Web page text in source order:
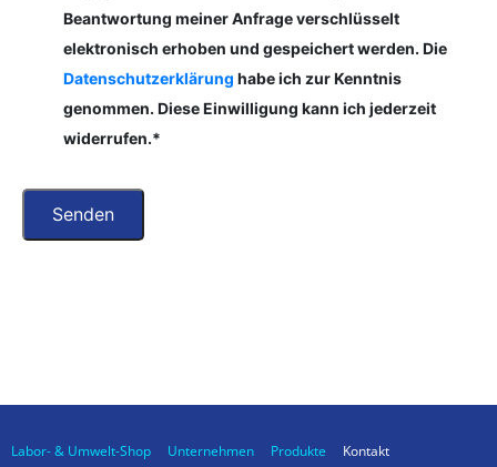
Beantwortung meiner Anfrage verschlüsselt
elektronisch erhoben und gespeichert werden. Die
Datenschutzerklärung habe ich zur Kenntnis
genommen. Diese Einwilligung kann ich jederzeit
widerrufen.*
Labor- & Umwelt-Shop Unternehmen Produkte Kontakt